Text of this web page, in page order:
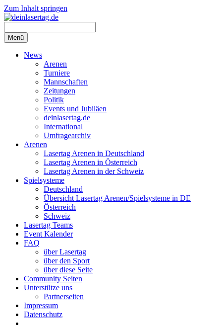
Zum Inhalt springen
Menü
News
Arenen
Turniere
Mannschaften
Zeitungen
Politik
Events und Jubiläen
deinlasertag.de
International
Umfragearchiv
Arenen
Lasertag Arenen in Deutschland
Lasertag Arenen in Österreich
Lasertag Arenen in der Schweiz
Spielsysteme
Deutschland
Übersicht Lasertag Arenen/Spielsysteme in DE
Österreich
Schweiz
Lasertag Teams
Event Kalender
FAQ
über Lasertag
über den Sport
über diese Seite
Community Seiten
Unterstütze uns
Partnerseiten
Impressum
Datenschutz